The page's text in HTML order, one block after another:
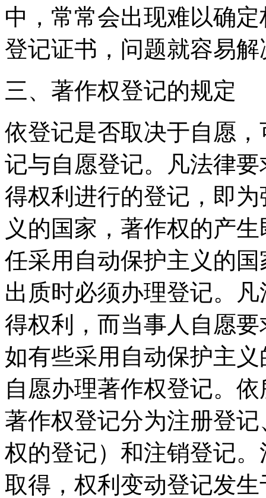
中，常常会出现难以确
登记证书，问题就容易
三、著作权登记的规定
依登记是否取决于自愿
记与自愿登记。凡法律
得权利进行的登记，即
义的国家，著作权的产
任采用自动保护主义的
出质时必须办理登记。
得权利，而当事人自愿
如有些采用自动保护主
自愿办理著作权登记。
著作权登记分为注册登
权的登记）和注销登记
取得，权利变动登记发